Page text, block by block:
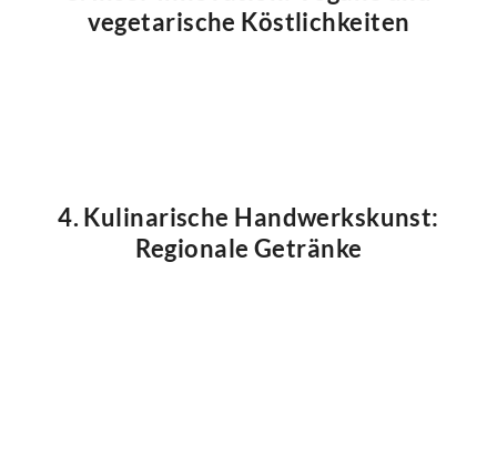
vegetarische Köstlichkeiten
4. Kulinarische Handwerkskunst:
Regionale Getränke